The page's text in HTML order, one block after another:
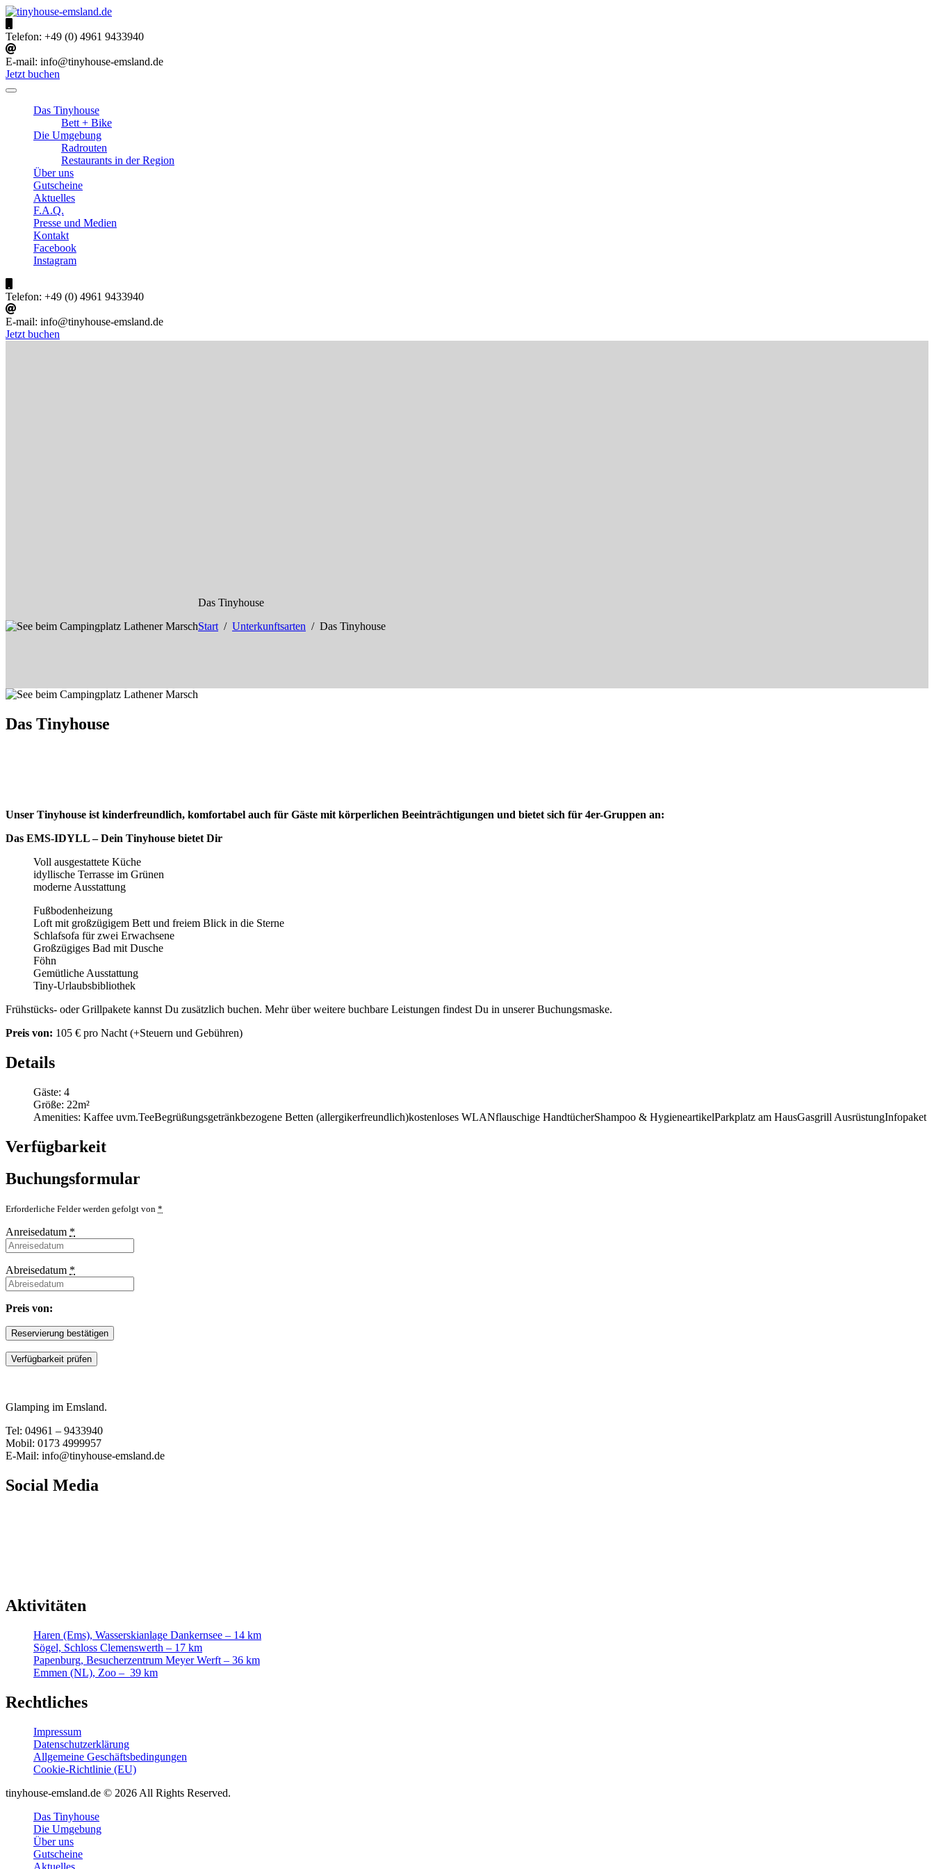
Skip
content
tinyhouse-emsland.de
Urlaub im Emsland
Telefon: +49 (0) 4961 9433940
E-mail: info@tinyhouse-emsland.de
Jetzt buchen
Das Tinyhouse
Bett + Bike
Die Umgebung
Radrouten
Restaurants in der Region
Über uns
Gutscheine
Aktuelles
F.A.Q.
Presse und Medien
Kontakt
Facebook
Instagram
Telefon: +49 (0) 4961 9433940
E-mail: info@tinyhouse-emsland.de
Jetzt buchen
Das Tinyhouse
Start
Unterkunftsarten Das Tinyhouse
Das Tinyhouse
Unser Tinyhouse ist kinderfreundlich, komfortabel auch für Gäste mit körperlichen Beeinträchtigungen und bietet sich für 4er-Gruppen an:
Das EMS-IDYLL – Dein Tinyhouse bietet Dir
Voll ausgestattete Küche
idyllische Terrasse im Grünen
moderne Ausstattung
Fußbodenheizung
Loft mit großzügigem Bett und freiem Blick in die Sterne
Schlafsofa für zwei Erwachsene
Großzügiges Bad mit Dusche
Föhn
Gemütliche Ausstattung
Tiny-Urlaubsbibliothek
Frühstücks- oder Grillpakete kannst Du zusätzlich buchen. Mehr über weitere buchbare Leistungen findest Du in unserer Buchungsmaske.
Preis von: 105 € pro Nacht (+Steuern und Gebühren)
Details
Gäste: 4
Größe: 22m²
Amenities: Kaffee uvm.TeeBegrüßungsgetränkbezogene Betten (allergikerfreundlich)kostenloses WLANflauschige HandtücherShampoo & HygieneartikelParkplatz am HausGasgrill AusrüstungInfopaket
Verfügbarkeit
Buchungsformular
Erforderliche Felder werden gefolgt von *
Anreisedatum *
Abreisedatum *
Preis von:
Glamping im Emsland.
Tel: 04961 – 9433940
Mobil: 0173 4999957
E-Mail: info@tinyhouse-emsland.de
Social Media
Aktivitäten
Haren (Ems), Wasserskianlage Dankernsee – 14 km
Sögel, Schloss Clemenswerth – 17 km
Papenburg, Besucherzentrum Meyer Werft – 36 km
Emmen (NL), Zoo – 39 km
Rechtliches
Impressum
Datenschutzerklärung
Allgemeine Geschäftsbedingungen
Cookie-Richtlinie (EU)
tinyhouse-emsland.de © 2026 All Rights Reserved.
Das Tinyhouse
Die Umgebung
Über uns
Gutscheine
Aktuelles